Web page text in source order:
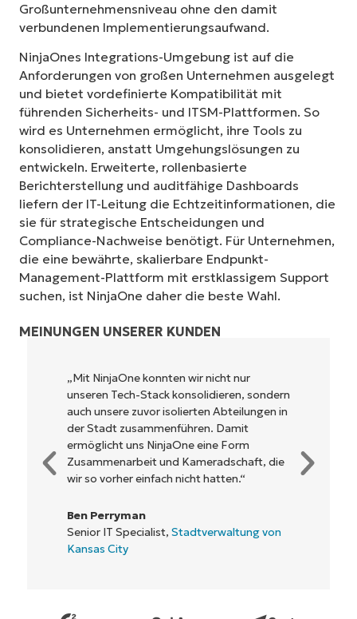
Großunternehmensniveau ohne den damit
verbundenen Implementierungsaufwand.
NinjaOnes Integrations-Umgebung ist auf die
Anforderungen von großen Unternehmen ausgelegt
und bietet vordefinierte Kompatibilität mit
führenden Sicherheits- und ITSM-Plattformen. So
wird es Unternehmen ermöglicht, ihre Tools zu
konsolidieren, anstatt Umgehungslösungen zu
entwickeln. Erweiterte, rollenbasierte
Berichterstellung und auditfähige Dashboards
liefern der IT-Leitung die Echtzeitinformationen, die
sie für strategische Entscheidungen und
Compliance-Nachweise benötigt. Für Unternehmen,
die eine bewährte, skalierbare Endpunkt-
Management-Plattform mit erstklassigem Support
suchen, ist NinjaOne daher die beste Wahl.
MEINUNGEN UNSERER KUNDEN
„NinjaOne ermöglicht unserem
Unternehmen sowie den Eigentümern und
Betreibern, mit denen wir
zusammenarbeiten, eine höhere
Rentabilität. Das ist für alle ein Win-win-
Geschäft.“
IT Director,Flash